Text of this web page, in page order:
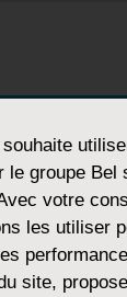
souhaite
le groupe Bel
votre
les utiliser
site,